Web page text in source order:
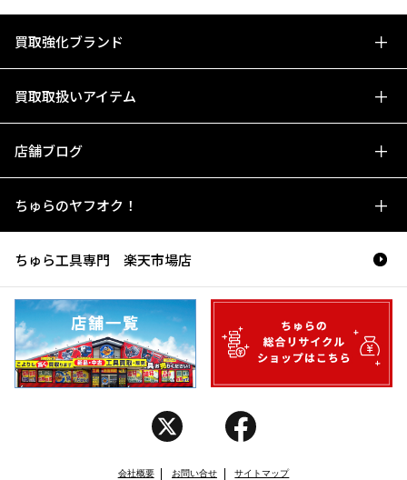
買取強化ブランド
買取取扱いアイテム
店舗ブログ
ちゅらのヤフオク！
ちゅら工具専門 楽天市場店
会社概要 お問い合せ サイトマップ